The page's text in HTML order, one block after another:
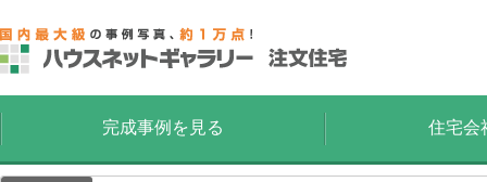
完成事例を見る 住宅会